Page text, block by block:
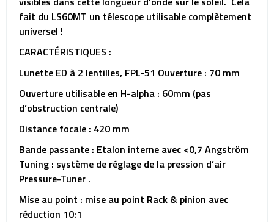
fait du LS60MT un télescope utilisable complètement
universel !
CARACTÉRISTIQUES :
Lunette ED à 2 lentilles, FPL-51 Ouverture : 70 mm
Ouverture utilisable en H-alpha : 60mm (pas
d’obstruction centrale)
Distance focale : 420 mm
Bande passante : Etalon interne avec <0,7 Angström
Tuning : système de réglage de la pression d’air
Pressure-Tuner .
Mise au point : mise au point Rack & pinion avec
réduction 10:1